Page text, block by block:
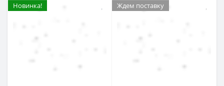
Новинка!
Новинка! Ждем поставку
Ждем поставку